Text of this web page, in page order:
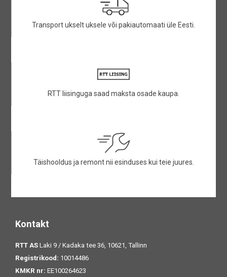
Transport ukselt uksele või pakiautomaati üle Eesti.
RTT liisinguga saad maksta osade kaupa.
Täishooldus ja remont nii esinduses kui teie juures.
Kontakt
RTT AS Laki 9 / Kadaka tee 36, 10621, Tallinn
Registrikood: 10014486
KMKR nr: EE100264623